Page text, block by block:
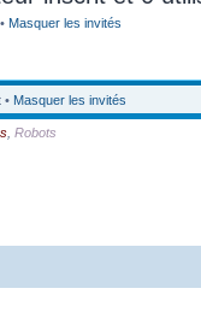
Masquer les invités
• Masquer les invités
Robots